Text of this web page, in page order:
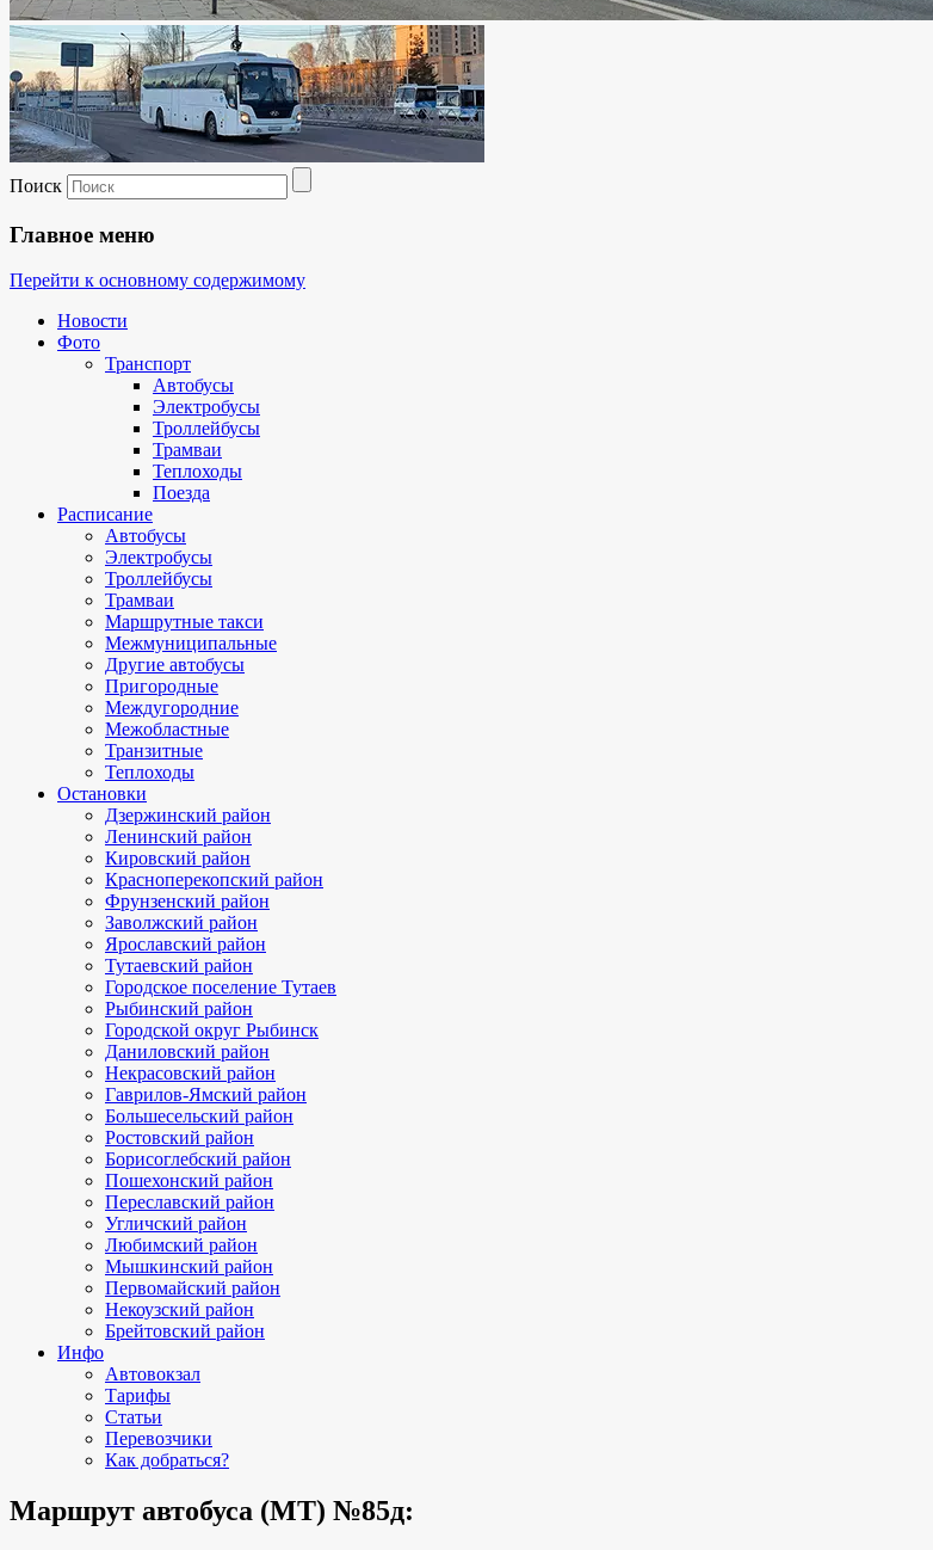
Поиск
Главное меню
Перейти к основному содержимому
Новости
Фото
Транспорт
Автобусы
Электробусы
Троллейбусы
Трамваи
Теплоходы
Поезда
Расписание
Автобусы
Электробусы
Троллейбусы
Трамваи
Маршрутные такси
Межмуниципальные
Другие автобусы
Пригородные
Междугородние
Межобластные
Транзитные
Теплоходы
Остановки
Дзержинский район
Ленинский район
Кировский район
Красноперекопский район
Фрунзенский район
Заволжский район
Ярославский район
Тутаевский район
Городское поселение Тутаев
Рыбинский район
Городской округ Рыбинск
Даниловский район
Некрасовский район
Гаврилов-Ямский район
Большесельский район
Ростовский район
Борисоглебский район
Пошехонский район
Переславский район
Угличский район
Любимский район
Мышкинский район
Первомайский район
Некоузский район
Брейтовский район
Инфо
Автовокзал
Тарифы
Статьи
Перевозчики
Как добраться?
Маршрут автобуса (МТ) №85д: